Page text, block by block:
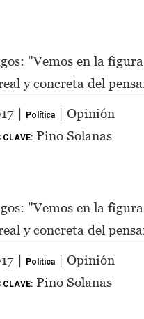
"Vemos en la
y concreta del
| Política | Opinión
CLAVE: Pino Solanas
"Vemos en la
y concreta del
| Política | Opinión
CLAVE: Pino Solanas